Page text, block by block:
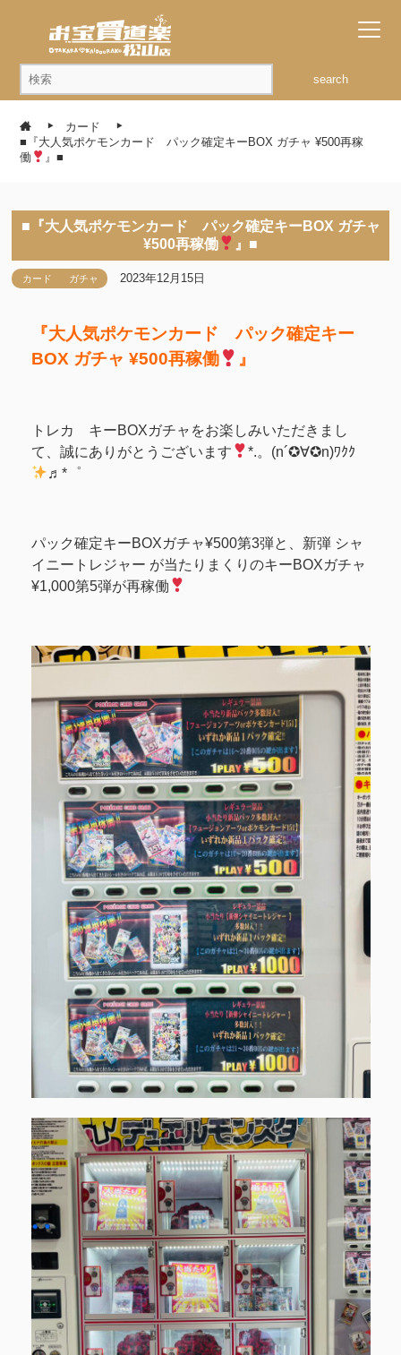
search
カード
■『大人気ポケモンカード パック確定キーBOX ガチャ ¥500再稼
働
』■
■『大人気ポケモンカード パック確定キーBOX ガチャ
¥500再稼働
』■
カード ガチャ 2023年12月15日
『大人気ポケモンカード パック確定キー
BOX ガチャ ¥500再稼働
』
トレカ キーBOXガチャをお楽しみいただきまし
て、誠にありがとうございます
*.。(n´✪∀✪n)ﾜｸｸ
♬*゜
パック確定キーBOXガチャ¥500第3弾と、新弾 シャ
イニートレジャー が当たりまくりのキーBOXガチャ
¥1,000第5弾が再稼働